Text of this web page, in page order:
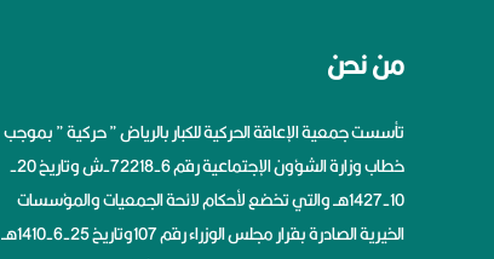
من نحن
تأسست جمعية الإعاقة الحركية للكبار بالرياض ” حركية ” بموجب
خطاب وزارة الشؤون الإجتماعية رقم 6-72218-ش وتاريخ 20-
10-1427هــ والتي تخضع لأحكام لائحة الجمعيات والمؤسسات
الخيرية الصادرة بقرار مجلس الوزراء رقم 107وتاريخ 25-6-1410هــ